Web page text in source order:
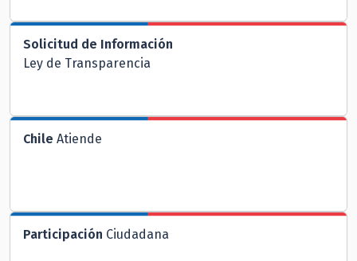
Solicitud de Información
Ley de Transparencia
Chile Atiende
Participación Ciudadana